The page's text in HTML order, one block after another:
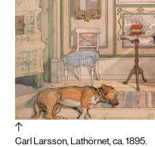
Carl Larsson, Lathörnet, ca. 1895.